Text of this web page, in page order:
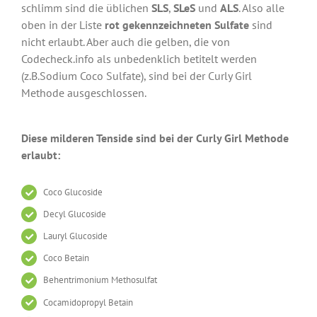
schlimm sind die üblichen SLS, SLeSund ALS. Also alle
oben in der Listerot gekennzeichneten Sulfatesind
nicht erlaubt. Aber auch die gelben, die von
Codecheck.info als unbedenklich betitelt werden
(z.B.Sodium Coco Sulfate), sind bei der Curly Girl
Methode ausgeschlossen.
Diese milderen Tenside sind bei der Curly Girl Methode
erlaubt:
Coco Glucoside
Decyl Glucoside
Lauryl Glucoside
Coco Betain
Behentrimonium Methosulfat
Cocamidopropyl Betain